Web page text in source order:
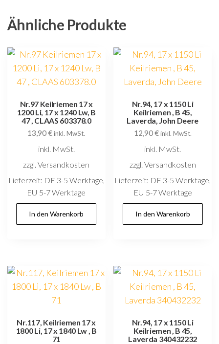
Ähnliche Produkte
Nr.97 Keilriemen 17 x
1200 Li, 17 x 1240 Lw, B
47 , CLAAS 603378.0
13,90€ inkl. MwSt.
inkl. MwSt.
zzgl. Versandkosten
Lieferzeit: DE 3-5 Werktage,
EU 5-7 Werktage
In den Warenkorb
Nr.94, 17 x 1150 Li
Keilriemen , B 45,
Laverda, John Deere
12,90€ inkl. MwSt.
inkl. MwSt.
zzgl. Versandkosten
Lieferzeit: DE 3-5 Werktage,
EU 5-7 Werktage
In den Warenkorb
Nr.117, Keilriemen 17 x
1800 Li, 17 x 1840 Lw , B
71
Nr.94, 17 x 1150 Li
Keilriemen , B 45,
Laverda 340432232